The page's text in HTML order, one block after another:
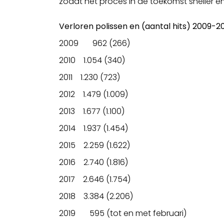
Verloren polissen en (aantal hits) 2009-
2009 962 (266)
2010 1.054 (340)
2011 1.230 (723)
2012 1.479 (1.009)
2013 1.677 (1.100)
2014 1.937 (1.454)
2015 2.259 (1.622)
2016 2.740 (1.816)
2017 2.646 (1.754)
2018 3.384 (2.206)
2019 595 (tot en met februari)